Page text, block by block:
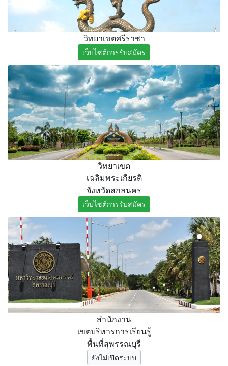
วิทยาเขตศรีราชา
เว็บไซต์การรับสมัคร
วิทยาเขต
เฉลิมพระเกียรติ
จังหวัดสกลนคร
เว็บไซต์การรับสมัคร
สำนักงาน
เขตบริหารการเรียนรู้
พื้นที่สุพรรณบุรี
ยังไม่เปิดระบบ